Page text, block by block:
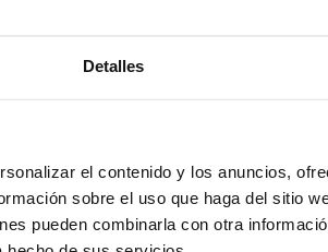
Detalles
el contenido y los anuncios,
sobre el uso que haga del sitio
pueden combinarla con otra